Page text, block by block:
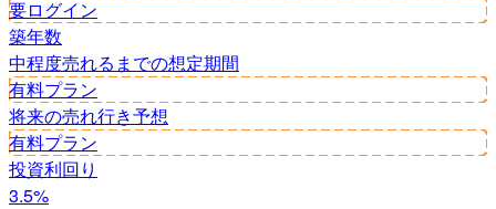
要ログイン
築年数
中程度売れるまでの想定期間
有料プラン
将来の売れ行き予想
有料プラン
投資利回り
3.5%